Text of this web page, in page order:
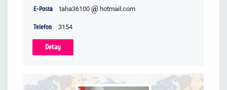
E-Posta
taha36100 hotmail.com
Telefon 3154
Detay